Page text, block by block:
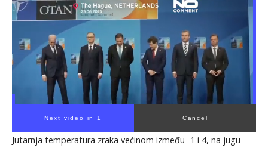
Next video in 1 Cancel
Jutarnja temperatura zraka većinom između -1 i 4, na jugu